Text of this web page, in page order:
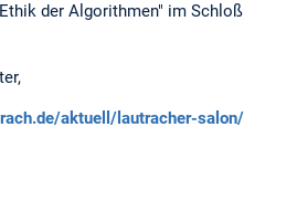
der Algorithmen" im Schloß
aktuell/lautracher-salon/